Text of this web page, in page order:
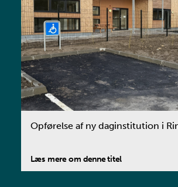
Opførelse af ny daginstitution i
Læs mere om denne titel